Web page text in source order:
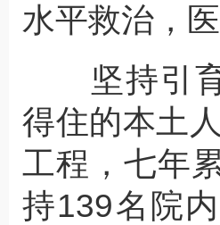
水平救治，
坚持引育
得住的本土
工程，七年
持139名院